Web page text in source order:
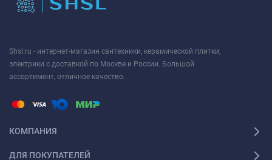
Shsl.ru - интернет-магазин сантехники, керамической плитки,
электрики с доставкой по Москве и России. Большой
ассортимент, отличное качество.
КОМПАНИЯ
ДЛЯ ПОКУПАТЕЛЕЙ